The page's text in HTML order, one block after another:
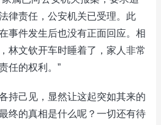
律责任，公安机关已受理。此
事件发生后也没有正面回应。相
林文钦开车时睡着了，家人非常
任的权利。”
持己见，显然让这起突如其来的
终的真相是什么呢？一切还有待